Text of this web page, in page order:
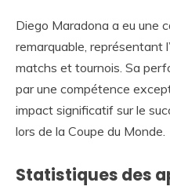
Diego Maradona a eu une
remarquable, représentant
matchs et tournois. Sa
par une compétence
impact significatif sur le
lors de la Coupe du Monde.
Statistiques des